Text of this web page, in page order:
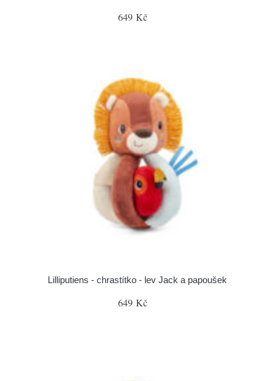
649 Kč
Lilliputiens - chrastítko - lev Jack a papoušek
649 Kč